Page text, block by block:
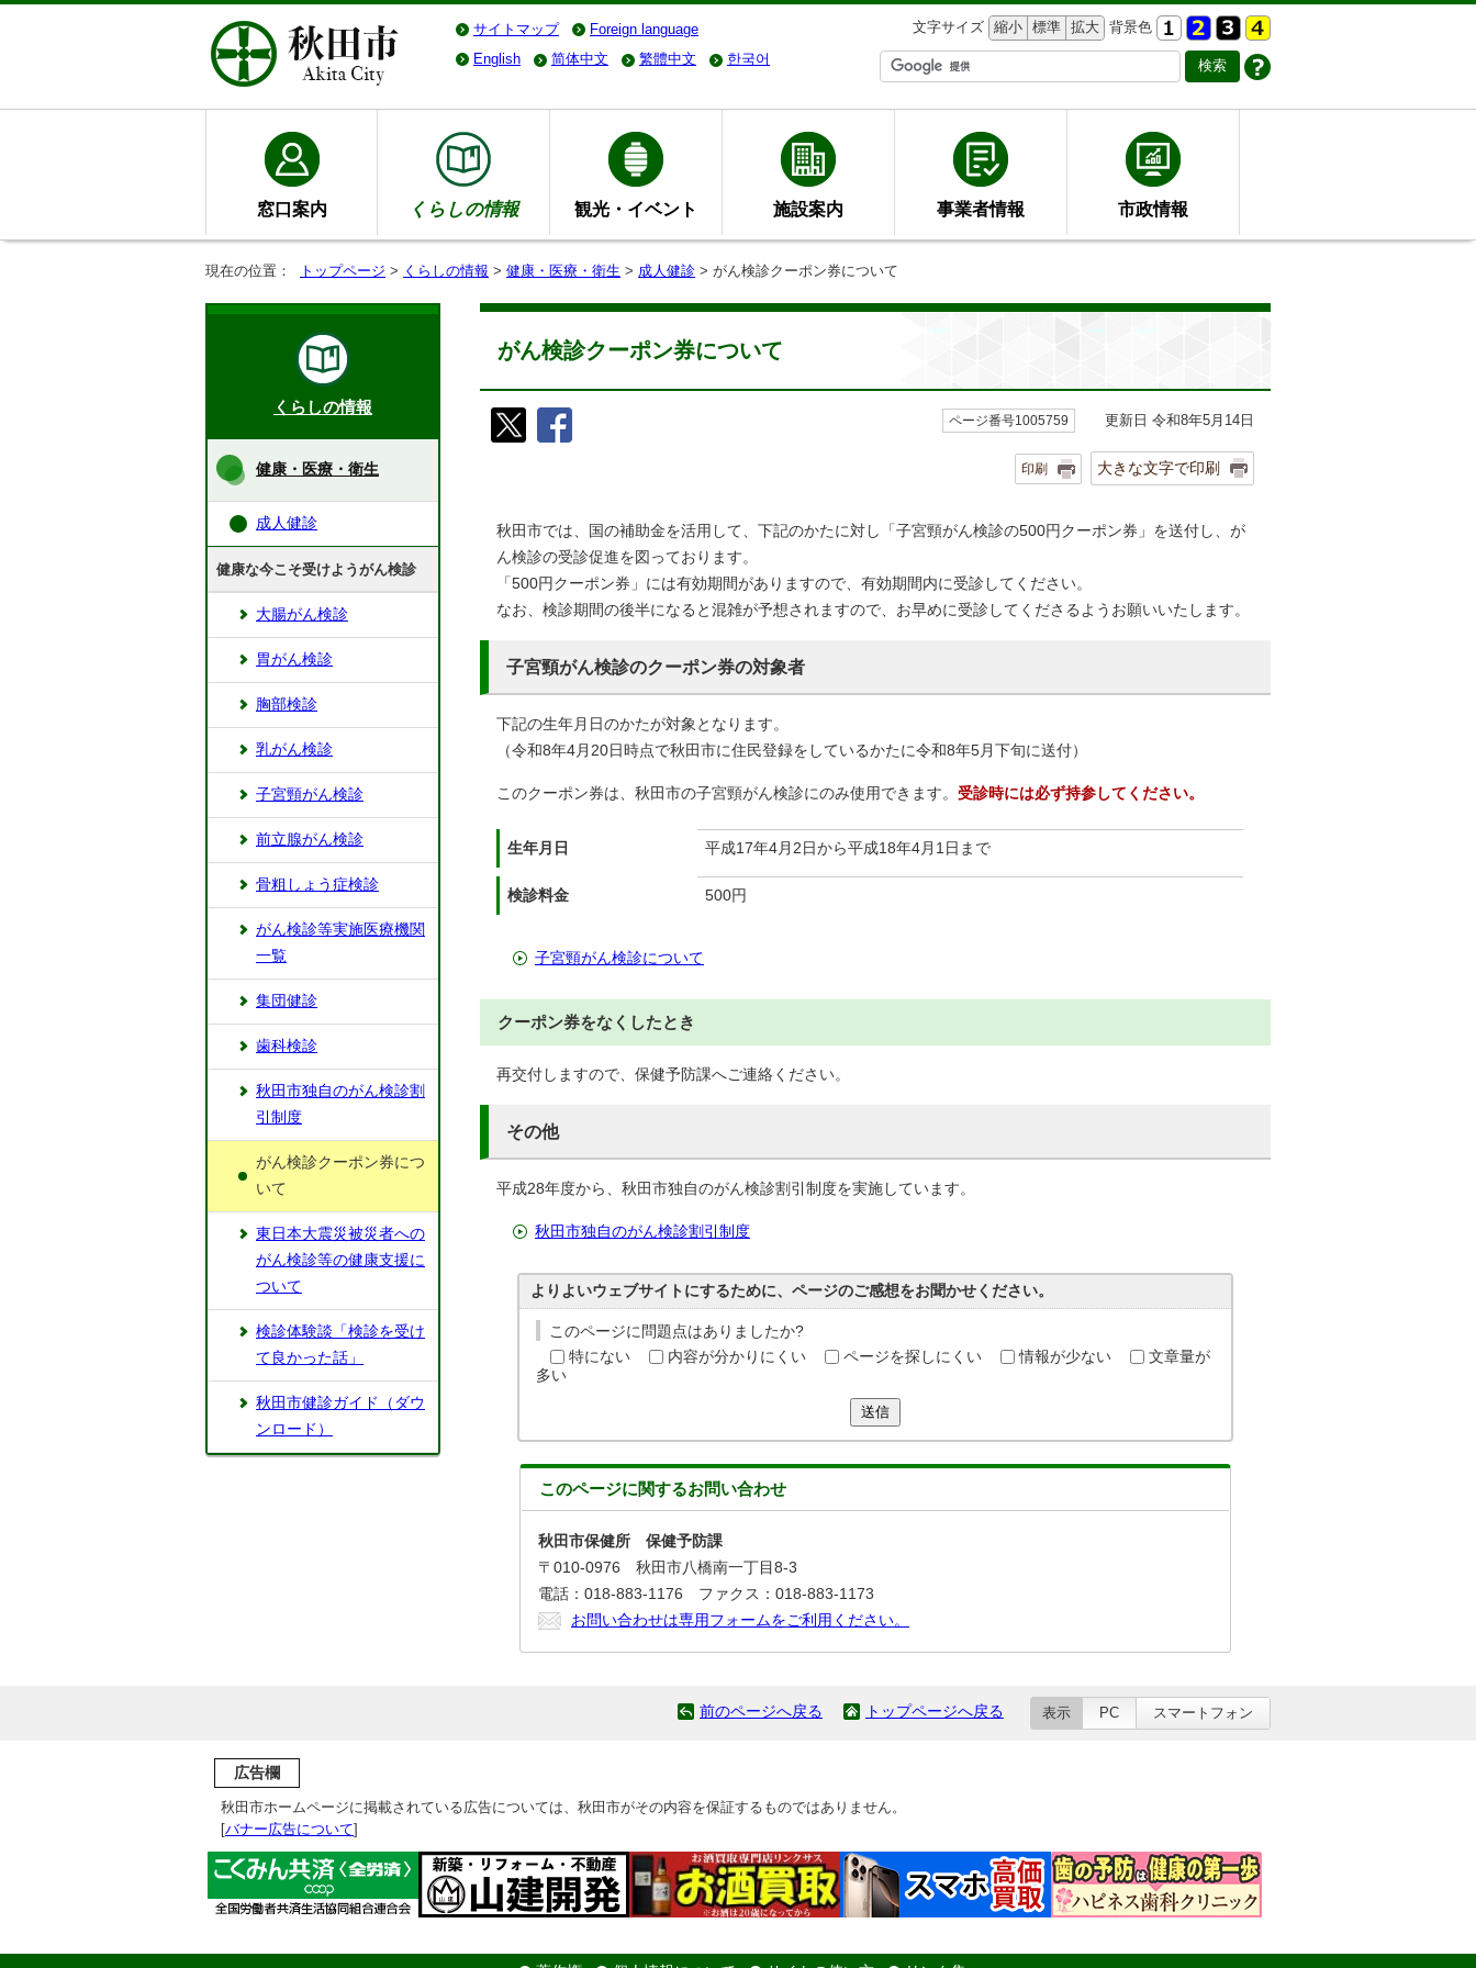
サイトマップ Foreign language 文字サイズ 縮小 標準 拡大 背景色
English
简体中文 繁體中文 한국어
窓口案内 くらしの情報 観光・イベント 施設案内 事業者情報 市政情報
現在の位置： トップページ > くらしの情報 > 健康・医療・衛生 > 成人健診 > がん検診クーポン券について
がん検診クーポン券について
ページ番号1005759 更新日 令和8年5月14日
印刷 大きな文字で印刷
秋田市では、国の補助金を活用して、下記のかたに対し「子宮頸がん検診の500円クーポン券」を送付し、が
ん検診の受診促進を図っております。
「500円クーポン券」には有効期間がありますので、有効期間内に受診してください。
なお、検診期間の後半になると混雑が予想されますので、お早めに受診してくださるようお願いいたします。
子宮頸がん検診のクーポン券の対象者
下記の生年月日のかたが対象となります。
（令和8年4月20日時点で秋田市に住民登録をしているかたに令和8年5月下旬に送付）
このクーポン券は、秋田市の子宮頸がん検診にのみ使用できます。 受診時には必ず持参してください。
生年月日 平成17年4月2日から平成18年4月1日まで
検診料金 500円
子宮頸がん検診について
クーポン券をなくしたとき
再交付しますので、保健予防課へご連絡ください。
その他
平成28年度から、秋田市独自のがん検診割引制度を実施しています。
秋田市独自のがん検診割引制度
よりよいウェブサイトにするために、ページのご感想をお聞かせください。
このページに問題点はありましたか?
特にない
内容が分かりにくい ページを探しにくい 情報が少ない
文章量が
多い
送信
このページに関するお問い合わせ
秋田市保健所 保健予防課
〒010-0976 秋田市八橋南一丁目8-3
電話：018-883-1176 ファクス：018-883-1173
お問い合わせは専用フォームをご利用ください。
くらしの情報
健康・医療・衛生
成人健診
健康な今こそ受けようがん検診
大腸がん検診
胃がん検診
胸部検診
乳がん検診
子宮頸がん検診
前立腺がん検診
骨粗しょう症検診
がん検診等実施医療機関
一覧
集団健診
歯科検診
秋田市独自のがん検診割
引制度
がん検診クーポン券につ
いて
東日本大震災被災者への
がん検診等の健康支援に
ついて
検診体験談「検診を受け
て良かった話」
秋田市健診ガイド（ダウ
ンロード）
前のページへ戻る トップページへ戻る 表示 PC スマートフォン
広告欄
秋田市ホームページに掲載されている広告については、秋田市がその内容を保証するものではありません。
[バナー広告について]